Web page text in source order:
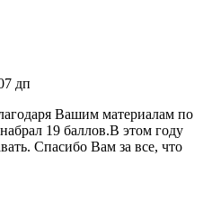
дп
Вашим материалам по
19 баллов.В этом году
Спасибо Вам за все, что